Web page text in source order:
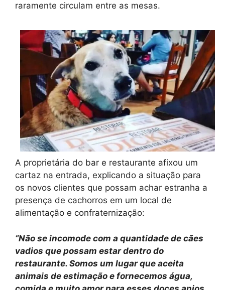
raramente circulam entre as mesas.
A proprietária do bar e restaurante afixou um
cartaz na entrada, explicando a situação para
os novos clientes que possam achar estranha a
presença de cachorros em um local de
alimentação e confraternização:
“Não se incomode com a quantidade de cães
vadios que possam estar dentro do
restaurante. Somos um lugar que aceita
animais de estimação e fornecemos água,